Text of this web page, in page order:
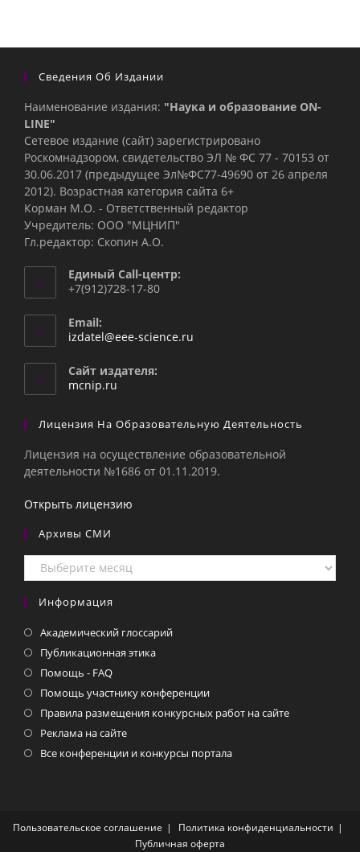
Сведения Об Издании
Наименование издания: "Наука и образование ON-
LINE"
Сетевое издание (сайт) зарегистрировано
Роскомнадзором, свидетельство ЭЛ № ФС 77 - 70153 от
30.06.2017 (предыдущее Эл№ФC77-49690 от 26 апреля
2012). Возрастная категория сайта 6+
Корман М.О. - Ответственный редактор
Учредитель: ООО "МЦНИП"
Гл.редактор: Скопин А.О.
Единый Call-центр:
+7(912)728-17-80
Email:
izdatel@eee-science.ru
Сайт издателя:
mcnip.ru
Лицензия На Образовательную Деятельность
Лицензия на осуществление образовательной
деятельности №1686 от 01.11.2019.
Открыть лицензию
Архивы СМИ
Архивы
СМИ
Информация
Академический глоссарий
Публикационная этика
Помощь - FAQ
Помощь участнику конференции
Правила размещения конкурсных работ на сайте
Реклама на сайте
Все конференции и конкурсы портала
Пользовательское соглашение
Политика конфиденциальности
Публичная оферта